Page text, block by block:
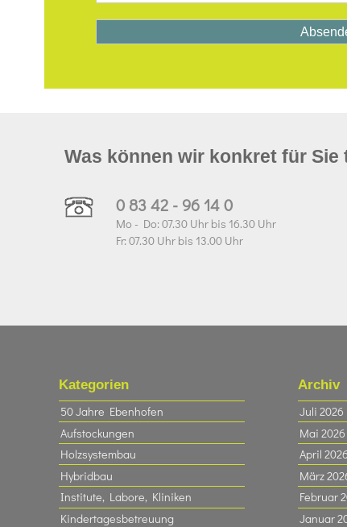
Was können wir konkret für Sie
0 83 42 - 96 14 0
Mo - Do: 07.30 Uhr bis 16.30 Uhr
Fr: 07.30 Uhr bis 13.00 Uhr
Kategorien
50 Jahre Ebenhofen
Aufstockungen
Holzsystembau
Hybridbau
Institute, Labore, Kliniken
Kindertagesbetreuung
Archiv
Juli 2026
Mai 2026
April 2026
März
Februar
Januar